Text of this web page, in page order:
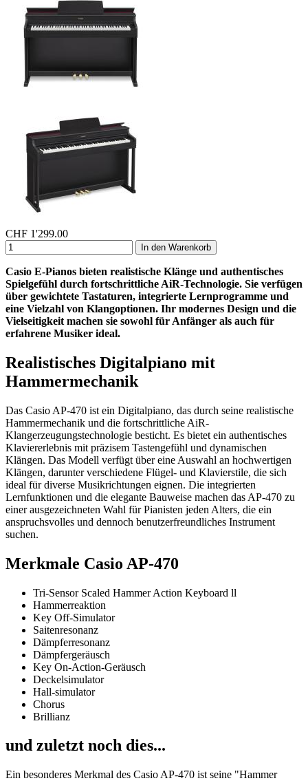
CHF 1'299.00
In den Warenkorb
Casio E-Pianos bieten realistische Klänge und authentisches
Spielgefühl durch fortschrittliche AiR-Technologie. Sie verfügen
über gewichtete Tastaturen, integrierte Lernprogramme und
eine Vielzahl von Klangoptionen. Ihr modernes Design und die
Vielseitigkeit machen sie sowohl für Anfänger als auch für
erfahrene Musiker ideal.
Realistisches Digitalpiano mit
Hammermechanik
Das Casio AP-470 ist ein Digitalpiano, das durch seine realistische
Hammermechanik und die fortschrittliche AiR-
Klangerzeugungstechnologie besticht. Es bietet ein authentisches
Klaviererlebnis mit präzisem Tastengefühl und dynamischen
Klängen. Das Modell verfügt über eine Auswahl an hochwertigen
Klängen, darunter verschiedene Flügel- und Klavierstile, die sich
ideal für diverse Musikrichtungen eignen. Die integrierten
Lernfunktionen und die elegante Bauweise machen das AP-470 zu
einer ausgezeichneten Wahl für Pianisten jeden Alters, die ein
anspruchsvolles und dennoch benutzerfreundliches Instrument
suchen.
Merkmale Casio AP-470
Tri-Sensor Scaled Hammer Action Keyboard ll
Hammerreaktion
Key Off-Simulator
Saitenresonanz
Dämpferresonanz
Dämpfergeräusch
Key On-Action-Geräusch
Deckelsimulator
Hall-simulator
Chorus
Brillianz
und zuletzt noch dies...
Ein besonderes Merkmal des Casio AP-470 ist seine "Hammer